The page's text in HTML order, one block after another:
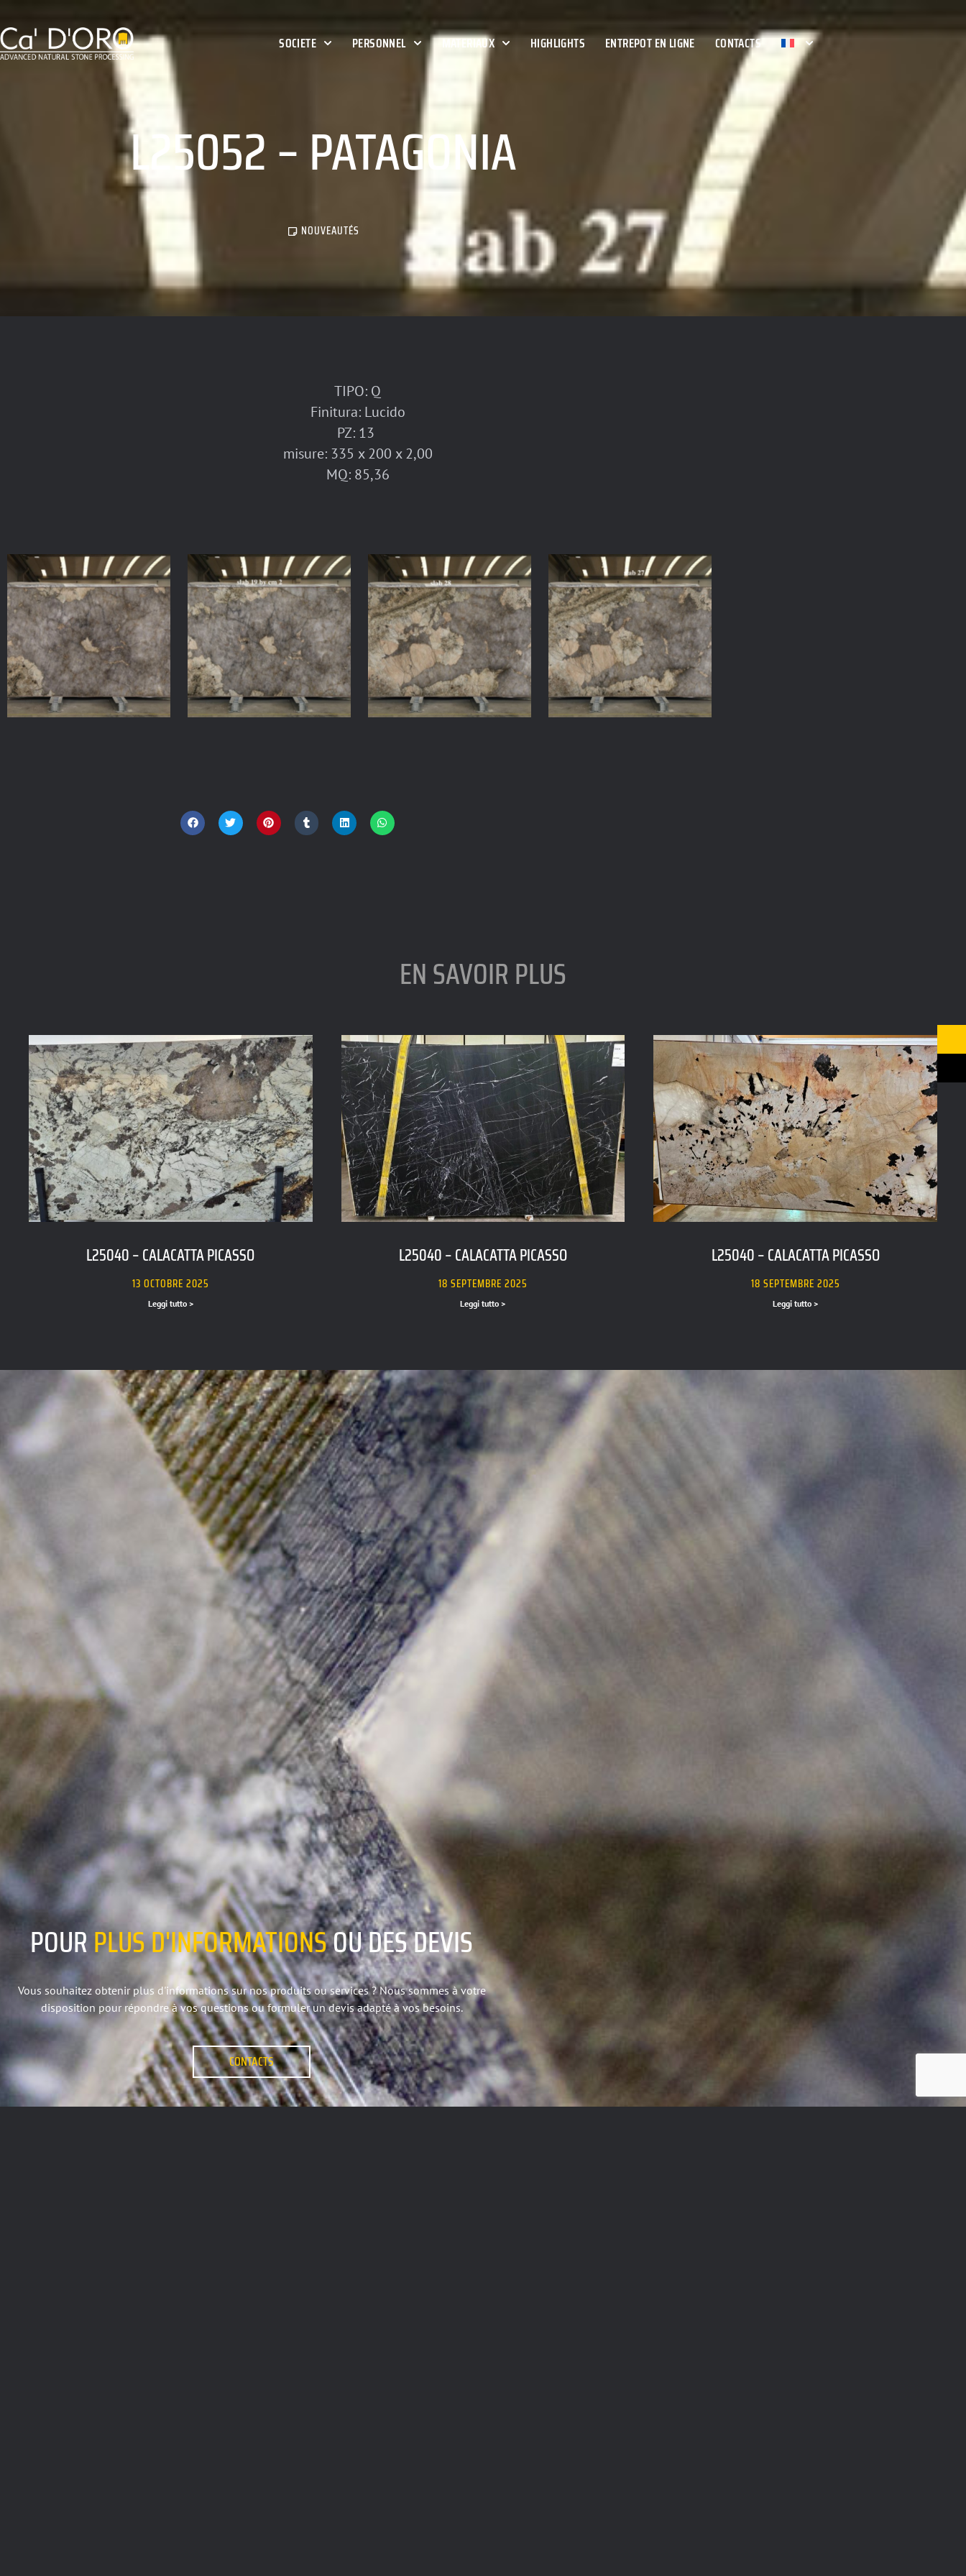
SOCIETE PERSONNEL MATERIAUX HIGHLIGHTS ENTREPOT EN LIGNE CONTACTS
L25052 – PATAGONIA
NOUVEAUTÉS
TIPO: Q
Finitura: Lucido
PZ: 13
misure: 335 x 200 x 2,00
MQ: 85,36
EN SAVOIR PLUS
L25040 – CALACATTA PICASSO
13 OCTOBRE 2025
Leggi tutto >
L25040 – CALACATTA PICASSO
18 SEPTEMBRE 2025
Leggi tutto >
L25040 – CALACATTA PICASSO
18 SEPTEMBRE 2025
Leggi tutto >
POURPLUSD'INFORMATIONSOU DES DEVIS
Vous souhaitez obtenir plus d'informations sur nos produits ou services ? Nous sommes à votre
disposition pour répondre à vos questions ou formuler un devis adapté à vos besoins.
CONTACTS